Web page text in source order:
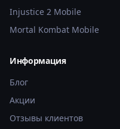
Injustice 2 Mobile
Mortal Kombat Mobile
Информация
Блог
Акции
Отзывы клиентов